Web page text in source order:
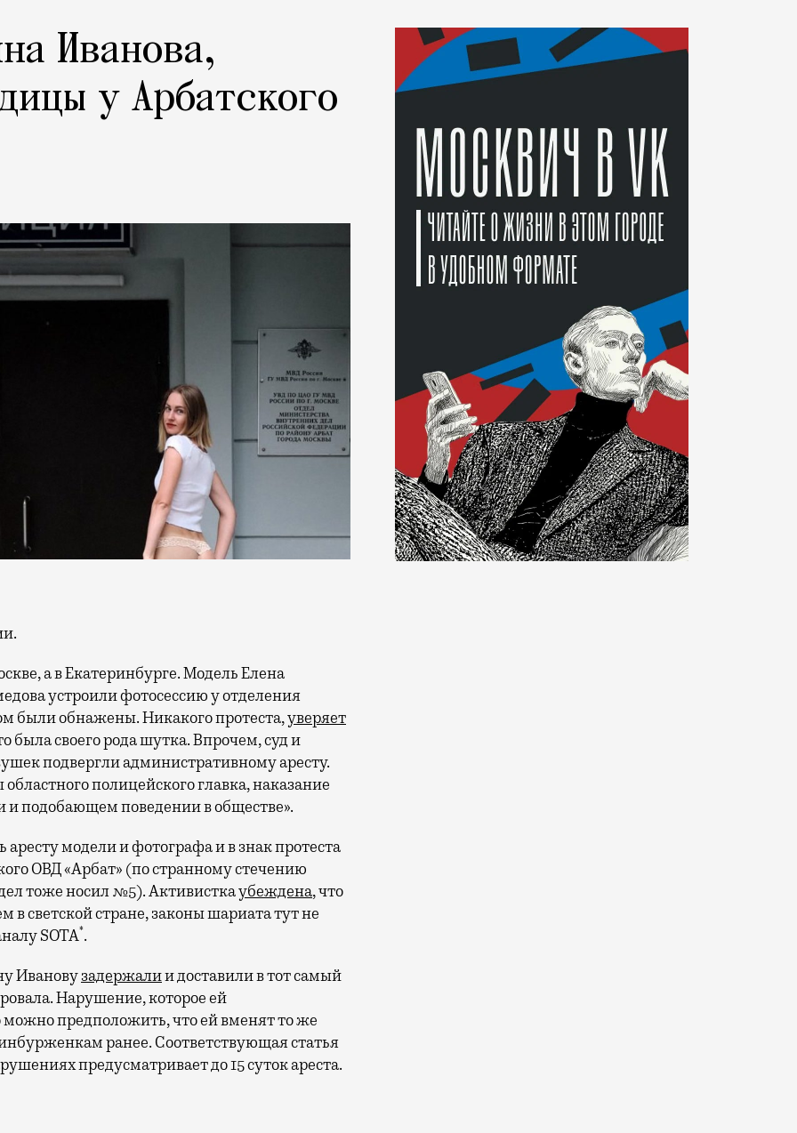
Иванова,
у Арбатского
а в Екатеринбурге. Модель Елена
устроили фотосессию у отделения
были обнажены. Никакого протеста,уверяет
была своего рода шутка. Впрочем, суд и
подвергли административному аресту.
полицейского главка, наказание
и подобающем поведении в обществе».
модели и фотографа и в знак протеста
ОВД «Арбат» (по странному стечению
тоже носил №5). Активисткаубеждена, что
светской стране, законы шариата тут не
SOTA*.
Ивановузадержалии доставили в тот самый
Нарушение, которое ей
предположить, что ей вменят то же
ранее. Соответствующая статья
предусматривает до 15 суток ареста.